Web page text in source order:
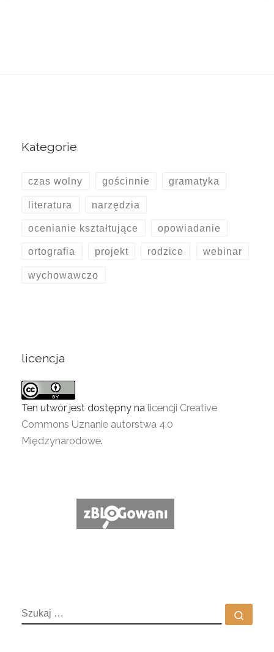
Kategorie
czas wolny gościnnie gramatyka
literatura narzędzia
ocenianie kształtujące opowiadanie
ortografia projekt rodzice webinar
wychowawczo
licencja
Ten utwór jest dostępny na licencji Creative
Commons Uznanie autorstwa 4.0
Międzynarodowe.
SZUKAJ